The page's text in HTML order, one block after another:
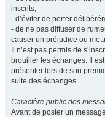
inscrits,
- d’éviter de porter
- de ne pas diffuser de
causer un préjudice ou
Il n’est pas permis de
brouiller les échanges. Il
présenter lors de son
suite des échanges.
Caractère public des
Avant de poster un